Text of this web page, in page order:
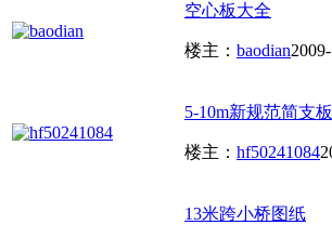
空心板大全
楼主： baodian
5-10m新规范简支
楼主： hf50241084
13米跨小桥图纸